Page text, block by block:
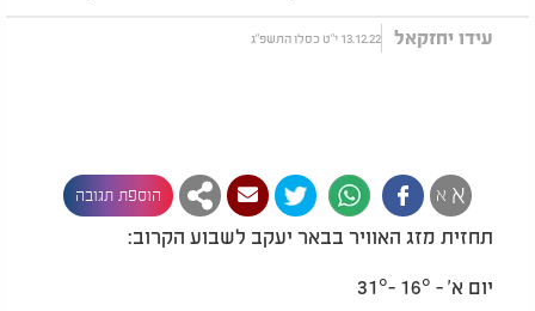
עידו יחזקאל 13.12.22 י"ט כסלו התשפ"ג
א א הוספת תגובה
תחזית מזג האוויר בבאר יעקב לשבוע הקרוב:
יום א' - 16° -31°